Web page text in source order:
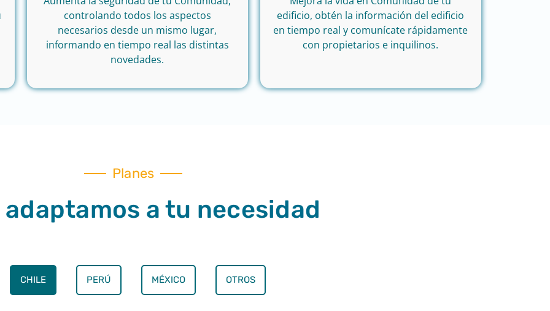
controlando todos los aspectos
necesarios desde un mismo lugar,
informando en tiempo real las distintas
novedades.
edificio, obtén la información del edificio
en tiempo real y comunícate rápidamente
con propietarios e inquilinos.
Planes
adaptamos a tu necesidad​
CHILE PERÚ MÉXICO OTROS